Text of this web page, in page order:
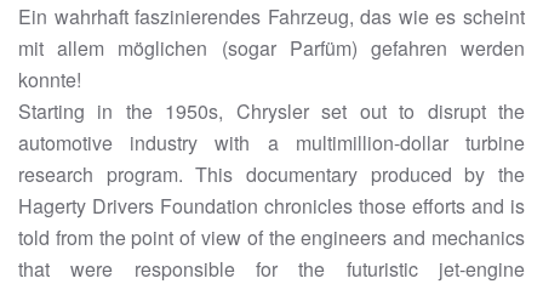
Ein wahrhaft faszinierendes Fahrzeug, das wie es scheint
mit allem möglichen (sogar Parfüm) gefahren werden
konnte!
Starting in the 1950s, Chrysler set out to disrupt the
automotive industry with a multimillion-dollar turbine
research program. This documentary produced by the
Hagerty Drivers Foundation chronicles those efforts and is
told from the point of view of the engineers and mechanics
that were responsible for the futuristic jet-engine